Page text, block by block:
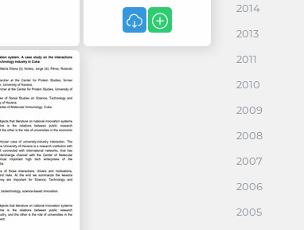
2014
2013
2011
2010
2009
2008
2007
2006
2005